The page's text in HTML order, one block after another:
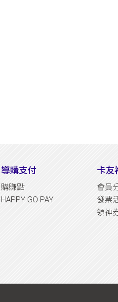
導購支付
購賺點
HAPPY GO PAY
卡友
會員
發票
領神